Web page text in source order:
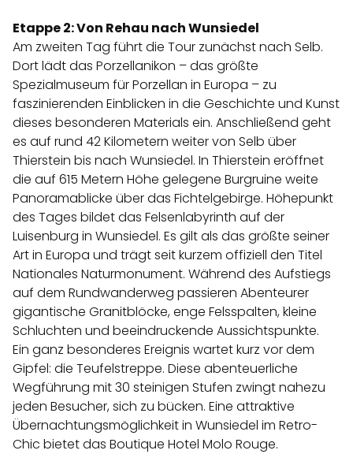
Etappe 2: Von Rehau nach Wunsiedel
Am zweiten Tag führt die Tour zunächst nach Selb.
Dort lädt das Porzellanikon – das größte
Spezialmuseum für Porzellan in Europa – zu
faszinierenden Einblicken in die Geschichte und Kunst
dieses besonderen Materials ein. Anschließend geht
es auf rund 42 Kilometern weiter von Selb über
Thierstein bis nach Wunsiedel. In Thierstein eröffnet
die auf 615 Metern Höhe gelegene Burgruine weite
Panoramablicke über das Fichtelgebirge. Höhepunkt
des Tages bildet das Felsenlabyrinth auf der
Luisenburg in Wunsiedel. Es gilt als das größte seiner
Art in Europa und trägt seit kurzem offiziell den Titel
Nationales Naturmonument. Während des Aufstiegs
auf dem Rundwanderweg passieren Abenteurer
gigantische Granitblöcke, enge Felsspalten, kleine
Schluchten und beeindruckende Aussichtspunkte.
Ein ganz besonderes Ereignis wartet kurz vor dem
Gipfel: die Teufelstreppe. Diese abenteuerliche
Wegführung mit 30 steinigen Stufen zwingt nahezu
jeden Besucher, sich zu bücken. Eine attraktive
Übernachtungsmöglichkeit in Wunsiedel im Retro-
Chic bietet das Boutique Hotel Molo Rouge.